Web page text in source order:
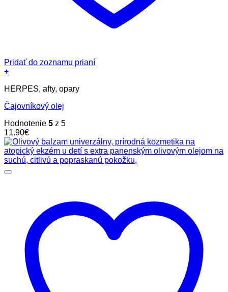
Pridať do zoznamu prianí
+
HERPES, afty, opary
Čajovníkový olej
Hodnotenie 5 z 5
11.90€